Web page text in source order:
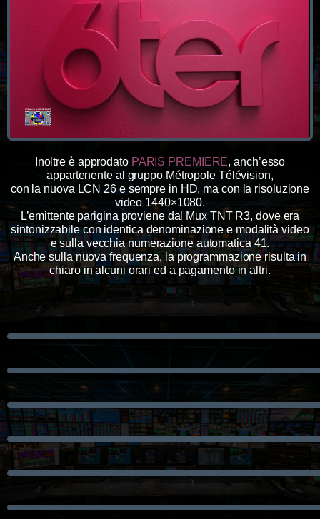
Inoltre è approdato PARIS PREMIERE, anch’esso
appartenente al gruppo Métropole Télévision,
con la nuova LCN 26 e sempre in HD, ma con la risoluzione
video 1440×1080.
L’emittente parigina provienedal Mux TNT R3, dove era
sintonizzabile con identica denominazione e modalità video
e sulla vecchia numerazione automatica 41.
Anche sulla nuova frequenza, la programmazione risulta in
chiaro in alcuni orari ed a pagamento in altri.